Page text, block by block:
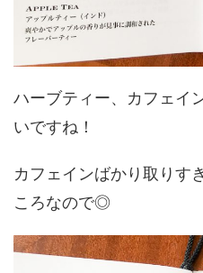
ハーブティー、カフェイ
いですね！
カフェインばかり取りす
ころなので◎